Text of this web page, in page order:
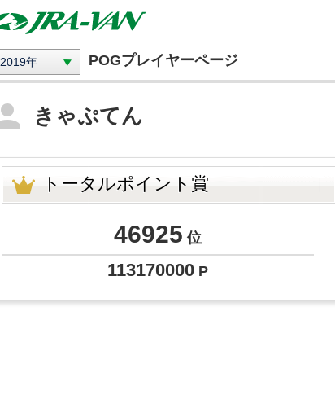
2019年 POGプレイヤーページ
きゃぷてん
トータルポイント賞
46925 位
113170000 P